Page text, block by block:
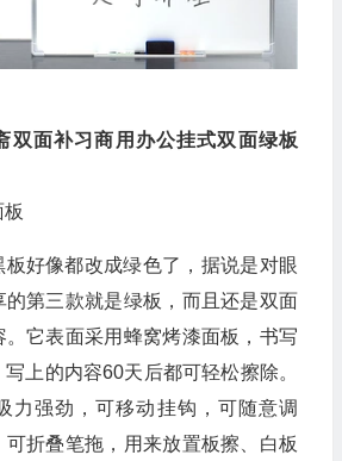
双面补习商用办公挂式双面绿板
板好像都改成绿色了，据说是对眼
的第三款就是绿板，而且还是双面
。它表面采用蜂窝烤漆面板，书写
上的内容60天后都可轻松擦除。
力强劲，可移动挂钩，可随意调
折叠笔拖，用来放置板擦、白板